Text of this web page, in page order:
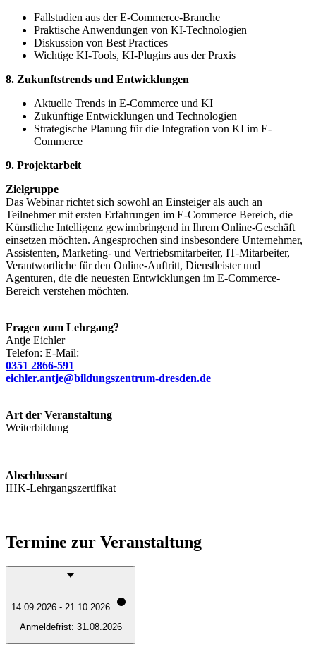
Fallstudien aus der E-Commerce-Branche
Praktische Anwendungen von KI-Technologien
Diskussion von Best Practices
Wichtige KI-Tools, KI-Plugins aus der Praxis
8. Zukunftstrends und Entwicklungen
Aktuelle Trends in E-Commerce und KI
Zukünftige Entwicklungen und Technologien
Strategische Planung für die Integration von KI im E-
Commerce
9. Projektarbeit
Zielgruppe
Das Webinar richtet sich sowohl an Einsteiger als auch an
Teilnehmer mit ersten Erfahrungen im E-Commerce Bereich, die
Künstliche Intelligenz gewinnbringend in Ihrem Online-Geschäft
einsetzen möchten. Angesprochen sind insbesondere Unternehmer,
Assistenten, Marketing- und Vertriebsmitarbeiter, IT-Mitarbeiter,
Verantwortliche für den Online-Auftritt, Dienstleister und
Agenturen, die die neuesten Entwicklungen im E-Commerce-
Bereich verstehen möchten.
Fragen zum Lehrgang?
Antje Eichler
Telefon: E-Mail:
0351 2866-591
eichler.antje@bildungszentrum-dresden.de
Art der Veranstaltung
Weiterbildung
Abschlussart
IHK-Lehrgangszertifikat
Termine zur Veranstaltung
14.09.2026 - 21.10.2026
Anmeldefrist: 31.08.2026